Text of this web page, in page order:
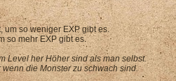
um so weniger EXP gibt es.
so mehr EXP gibt es.
Level her Höher sind als man selbst.
die Monster zu schwach sind.